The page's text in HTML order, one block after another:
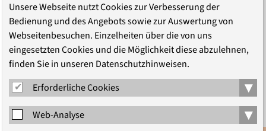
©EAzB
Erneuerte Sozialität. Die Rolle von Kirchengemeinden im
Gemeinwesen (2012)(PDF, 461.8 KB)
Unsere Webseite nutzt Cookies zur Verbesserung der
Bedienung und des Angebots sowie zur Auswertung von
Webseitenbesuchen. Einzelheiten über die von uns
eingesetzten Cookies und die Möglichkeit diese abzulehnen,
finden Sie in unseren Datenschutzhinweisen.
Erforderliche Cookies
▾
Web-Analyse ▾